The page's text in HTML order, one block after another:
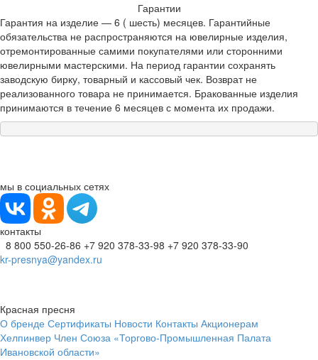
Гарантии
Гарантия на изделие — 6 ( шесть) месяцев. Гарантийные
обязательства не распространяются на ювелирные изделия,
отремонтированные самими покупателями или сторонними
ювелирными мастерскими. На период гарантии сохранять
заводскую бирку, товарный и кассовый чек. Возврат не
реализованного товара не принимается. Бракованные изделия
принимаются в течение 6 месяцев с момента их продажи.
мы в социальных сетях
контакты
8 800 550-26-86 +7 920 378-33-98 +7 920 378-33-90
kr-presnya@yandex.ru
Красная пресня
О бренде Сертификаты Новости Контакты Акционерам
Хелпинвер Член Союза «Торгово-Промышленная Палата
Ивановской области»